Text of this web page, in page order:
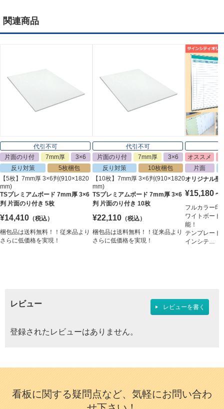
関連商品
代引不可
片面のり付
7mm厚
3×6
反り対策
5枚梱包
【5枚】7mm厚 3×6判(910×1820
mm)
TSプレミアムボード 7mm厚 3×6
判 片面のり付き 5枚
¥14,410 （税込）
梱包品は送料無料！！従来品より
さらに低価格を実現！
代引不可
片面のり付
7mm厚
3×6
反り対策
10枚梱包
【10枚】7mm厚 3×6判(910×1820
mm)
TSプレミアムボード 7mm厚 3×6
判 片面のり付き 10枚
¥22,110 （税込）
梱包品は送料無料！！従来品より
さらに低価格を実現！
オススメ
片面
オリジナル壁
¥15,180～
フルカラー印
ワイトボード
能！
テンプレート
インシテ…
レビュー レビューを書く
登録されたレビューはありません。
看板に関する疑問点など、気軽にお問い合わ